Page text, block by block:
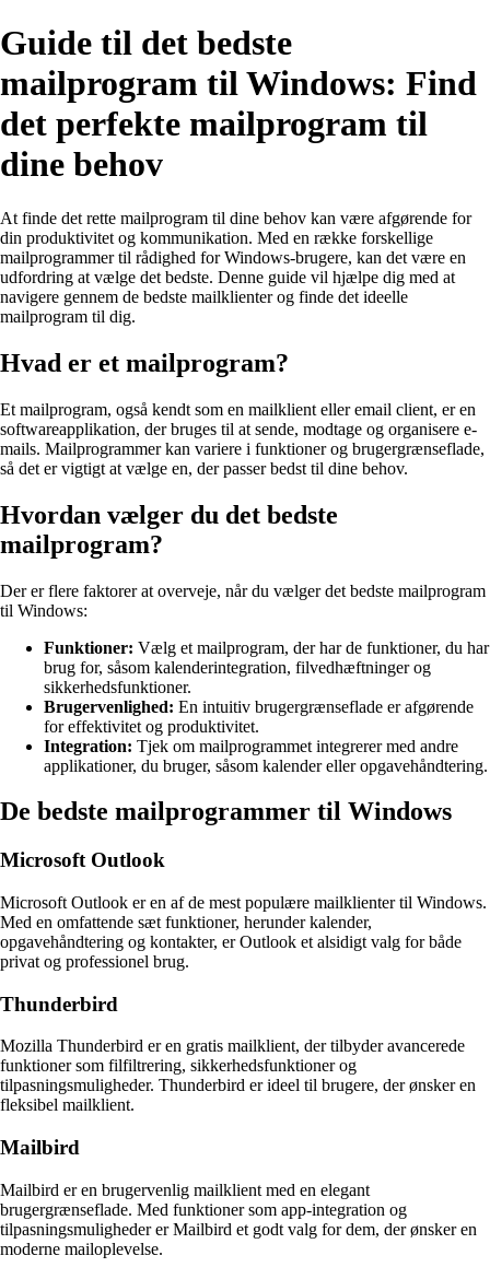
Guide til det bedste
mailprogram til Windows: Find
det perfekte mailprogram til
dine behov
At finde det rette mailprogram til dine behov kan være afgørende for
din produktivitet og kommunikation. Med en række forskellige
mailprogrammer til rådighed for Windows-brugere, kan det være en
udfordring at vælge det bedste. Denne guide vil hjælpe dig med at
navigere gennem de bedste mailklienter og finde det ideelle
mailprogram til dig.
Hvad er et mailprogram?
Et mailprogram, også kendt som en mailklient eller email client, er en
softwareapplikation, der bruges til at sende, modtage og organisere e-
mails. Mailprogrammer kan variere i funktioner og brugergrænseflade,
så det er vigtigt at vælge en, der passer bedst til dine behov.
Hvordan vælger du det bedste
mailprogram?
Der er flere faktorer at overveje, når du vælger det bedste mailprogram
til Windows:
Funktioner: Vælg et mailprogram, der har de funktioner, du har
brug for, såsom kalenderintegration, filvedhæftninger og
sikkerhedsfunktioner.
Brugervenlighed: En intuitiv brugergrænseflade er afgørende
for effektivitet og produktivitet.
Integration: Tjek om mailprogrammet integrerer med andre
applikationer, du bruger, såsom kalender eller opgavehåndtering.
De bedste mailprogrammer til Windows
Microsoft Outlook
Microsoft Outlook er en af de mest populære mailklienter til Windows.
Med en omfattende sæt funktioner, herunder kalender,
opgavehåndtering og kontakter, er Outlook et alsidigt valg for både
privat og professionel brug.
Thunderbird
Mozilla Thunderbird er en gratis mailklient, der tilbyder avancerede
funktioner som filfiltrering, sikkerhedsfunktioner og
tilpasningsmuligheder. Thunderbird er ideel til brugere, der ønsker en
fleksibel mailklient.
Mailbird
Mailbird er en brugervenlig mailklient med en elegant
brugergrænseflade. Med funktioner som app-integration og
tilpasningsmuligheder er Mailbird et godt valg for dem, der ønsker en
moderne mailoplevelse.